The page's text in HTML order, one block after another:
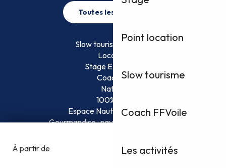
Point location
Slow tourisme
Coach FFVoile
Les activités
Toutes les activités
Slow tourisme FFVoile
Location
Stage EFVoile
Coaching
Nature
100% Fun
Espace Nautique Surveillé
Gourmandise : naviguez et savourez !